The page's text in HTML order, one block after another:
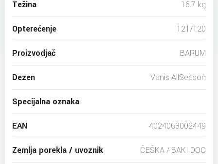
Težina 16.7 kg
Opterećenje 121/120
Proizvodjač BARUM
Dezen Vanis AllSeason
Specijalna oznaka
EAN 4024063002449
Zemlja porekla / uvoznik ČEŠKA / BAKI DOO